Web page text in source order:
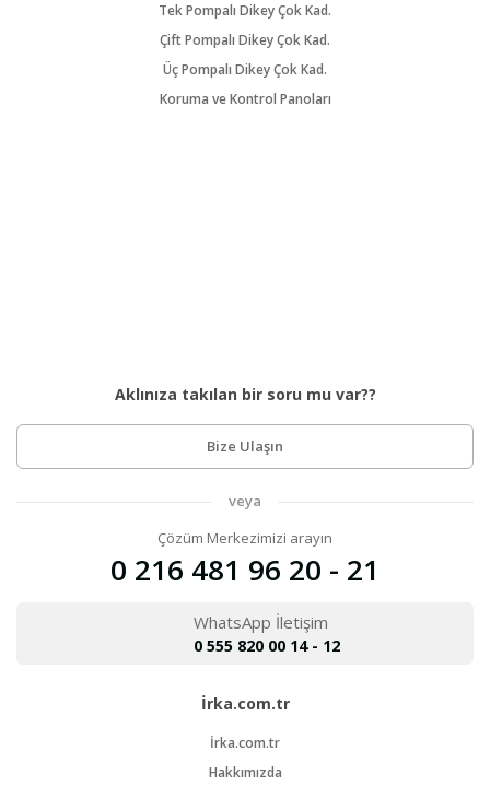
Tek Pompalı Dikey Çok Kad.
Çift Pompalı Dikey Çok Kad.
Üç Pompalı Dikey Çok Kad.
Koruma ve Kontrol Panoları
Aklınıza takılan bir soru mu var??
Bize Ulaşın
veya
Çözüm Merkezimizi arayın
0 216 481 96 20 - 21
WhatsApp İletişim
0 555 820 00 14 - 12
İrka.com.tr
İrka.com.tr
Hakkımızda